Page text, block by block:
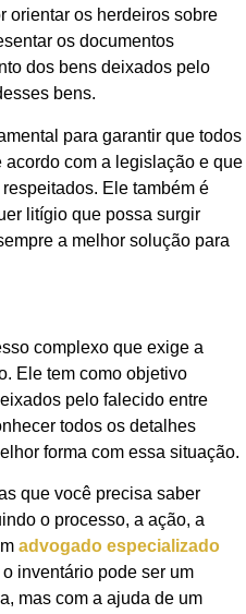
orientar os herdeiros sobre
os documentos
dos bens deixados pelo
bens.
para garantir que todos
com a legislação e que
Ele também é
litígio que possa surgir
a melhor solução para
complexo que exige a
Ele tem como objetivo
pelo falecido entre
todos os detalhes
forma com essa situação.
que você precisa saber
o processo, a ação, a
advogado especializado
inventário pode ser um
mas com a ajuda de um